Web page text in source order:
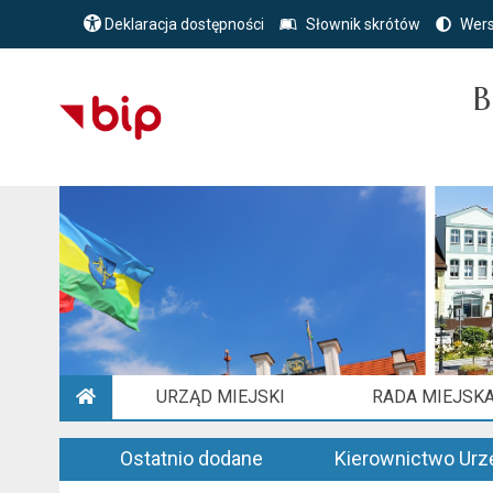
Deklaracja dostępności Słownik skrótów
URZĄD MIEJSKI RADA
Ostatnio dodane Kierownictwo